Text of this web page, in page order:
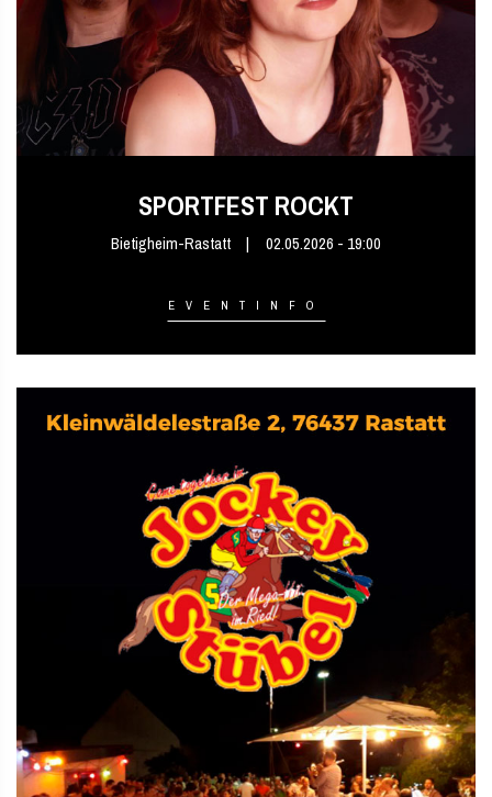
SPORTFEST ROCKT
Bietigheim-Rastatt 02.05.2026 - 19:00
EVENTINFO